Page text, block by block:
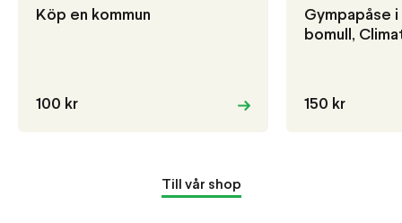
Köp en kommun
100 kr
Gympapåse
bomull,
150 kr
Till vår shop